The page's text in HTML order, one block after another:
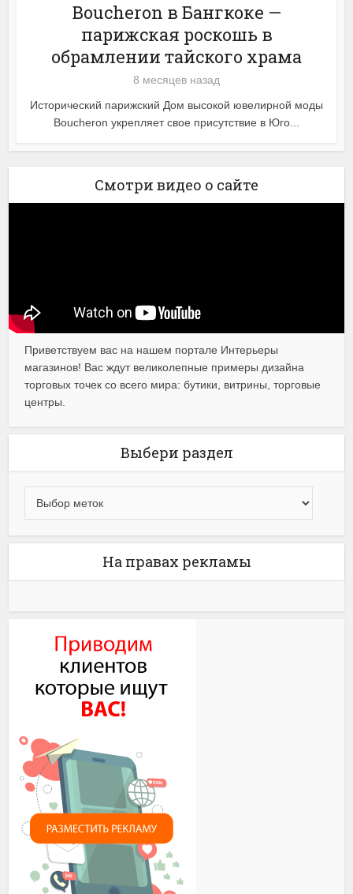
Boucheron в Бангкоке —
парижская роскошь в
обрамлении тайского храма
8 месяцев назад
Исторический парижский Дом высокой ювелирной моды
Boucheron укрепляет свое присутствие в Юго...
Смотри видео о сайте
Приветствуем вас на нашем портале Интерьеры
магазинов! Вас ждут великолепные примеры дизайна
торговых точек со всего мира: бутики, витрины, торговые
центры.
Выбери раздел
На правах рекламы